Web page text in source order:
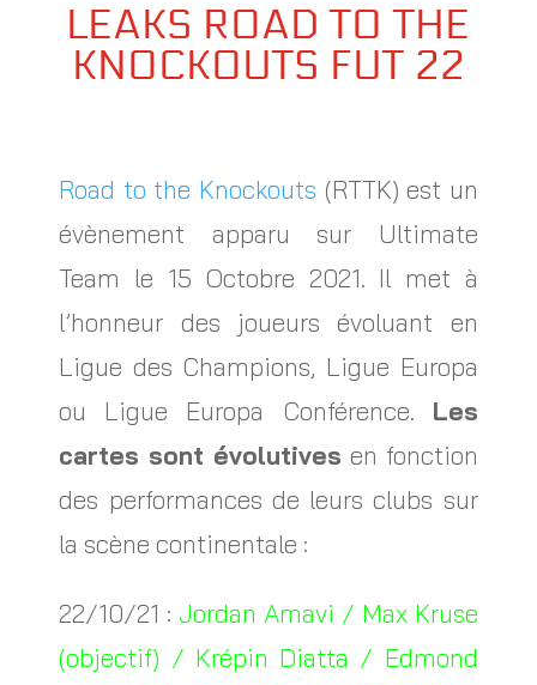
LEAKS ROAD TO THE
KNOCKOUTS FUT 22
Road to the Knockouts (RTTK) est un
évènement apparu sur Ultimate
Team le 15 Octobre 2021. Il met à
l’honneur des joueurs évoluant en
Ligue des Champions, Ligue Europa
ou Ligue Europa Conférence. Les
cartes sont évolutives en fonction
des performances de leurs clubs sur
la scène continentale :
22/10/21 : Jordan Amavi / Max Kruse
(objectif) / Krépin Diatta / Edmond